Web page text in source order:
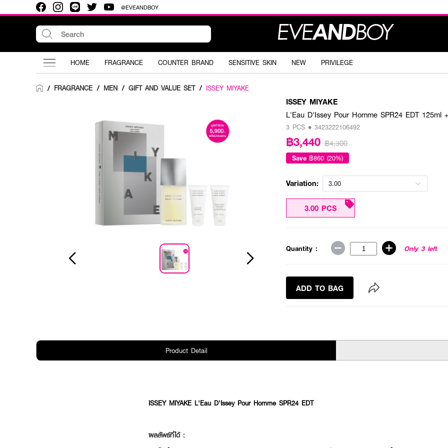
@EVEANDBOY
HOME FRAGRANCE COUNTER BRAND SENSITIVE SKIN NEW PRIVILEGE
/ FRAGRANCE / MEN / GIFT AND VALUE SET / ISSEY MIYAKE
ISSEY MIYAKE
L'Eau D'Issey Pour Homme SPR24 EDT
3 PCS • 3423222106492
฿3,440 ฿4,300
Save ฿860 (20%)
Variation: 3.00
3.00 PCS
Quantity : Only 3 left
ADD TO BAG
Product Detail
ISSEY MIYAKE L'Eau D'Issey Pour Homme SPR24 EDT
ผลลัพธ์ที่ได้ :